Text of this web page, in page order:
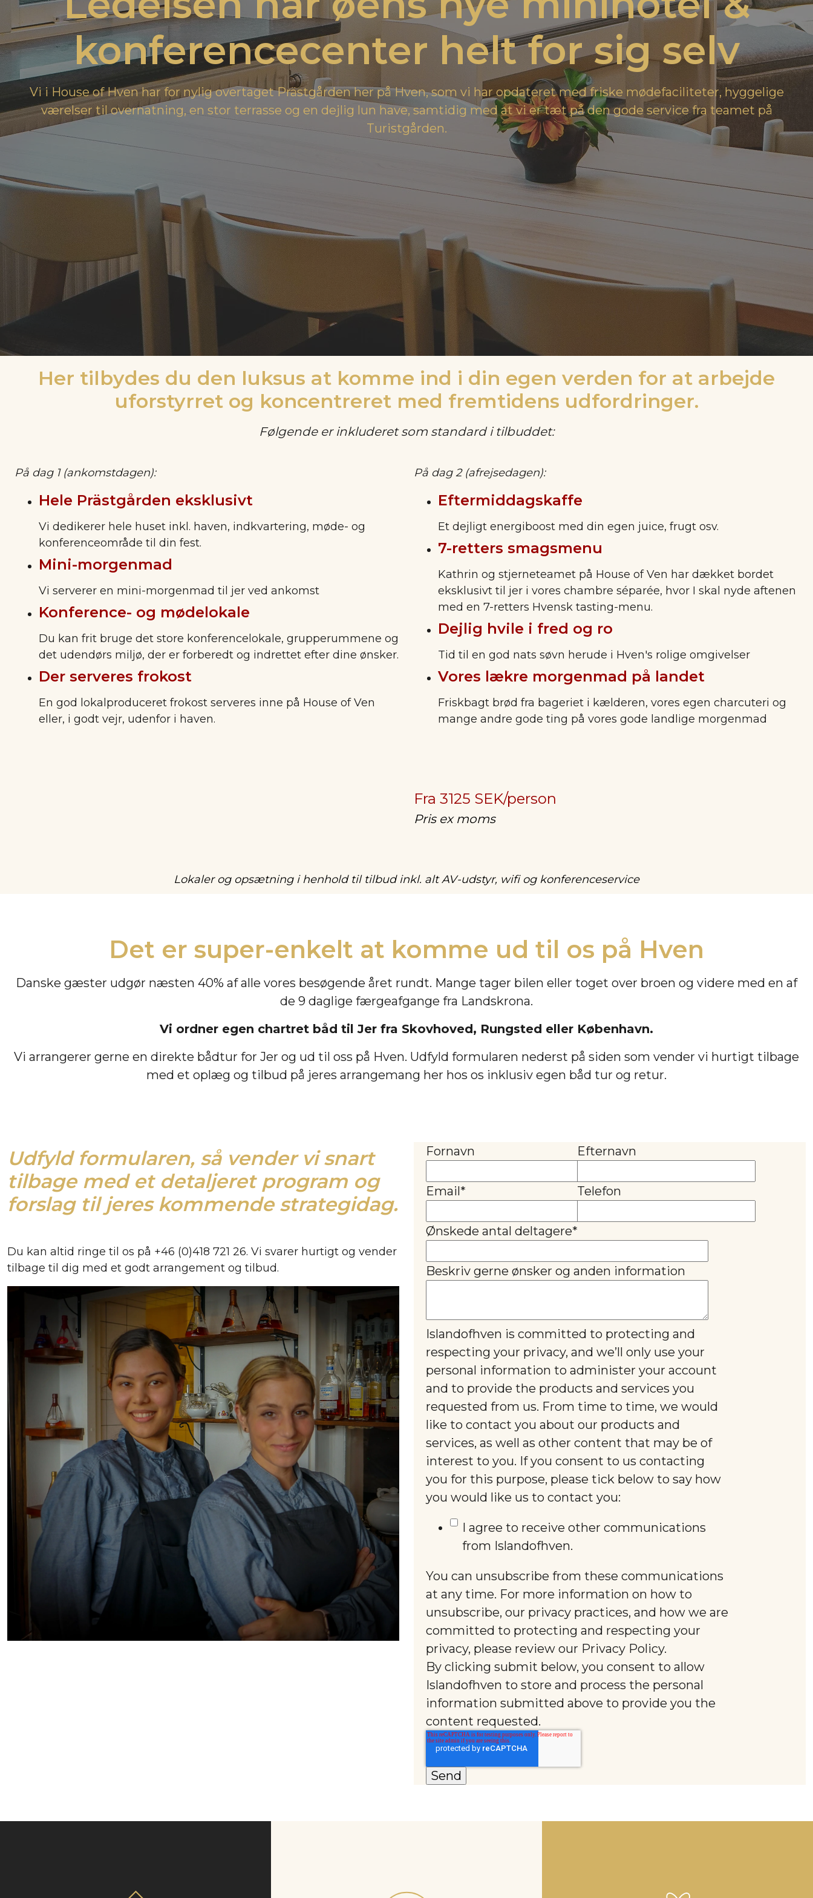
konferencecenter helt for sig selv
Vi i House of Hven har for nylig overtaget Prästgården her på Hven, som vi har opdateret med friske mødefaciliteter, hyggelige
værelser til overnatning, en stor terrasse og en dejlig lun have, samtidig med at vi er tæt på den gode service fra teamet på
Turistgården.
Her tilbydes du den luksus at komme ind i din egen verden for at arbejde
uforstyrret og koncentreret med fremtidens udfordringer.
Følgende er inkluderet som standard i tilbuddet:
På dag 1 (ankomstdagen):
Hele Prästgården eksklusivt
Vi dedikerer hele huset inkl. haven, indkvartering, møde- og
konferenceområde til din fest.
Mini-morgenmad
Vi serverer en mini-morgenmad til jer ved ankomst
Konference- og mødelokale
Du kan frit bruge det store konferencelokale, grupperummene og
det udendørs miljø, der er forberedt og indrettet efter dine ønsker.
Der serveres frokost
En god lokalproduceret frokost serveres inne på House of Ven
eller, i godt vejr, udenfor i haven.
På dag 2 (afrejsedagen):
Eftermiddagskaffe
Et dejligt energiboost med din egen juice, frugt osv.
7-retters smagsmenu
Kathrin og stjerneteamet på House of Ven har dækket bordet
eksklusivt til jer i vores chambre séparée, hvor I skal nyde aftenen
med en 7-retters Hvensk tasting-menu.
Dejlig hvile i fred og ro
Tid til en god nats søvn herude i Hven's rolige omgivelser
Vores lækre morgenmad på landet
Friskbagt brød fra bageriet i kælderen, vores egen charcuteri og
mange andre gode ting på vores gode landlige morgenmad
Fra 3125 SEK/person
Pris ex moms
Lokaler og opsætning i henhold til tilbud inkl. alt AV-udstyr, wifi og konferenceservice
Det er super-enkelt at komme ud til os på Hven
Danske gæster udgør næsten 40% af alle vores besøgende året rundt. Mange tager bilen eller toget over broen og videre med en af
de 9 daglige færgeafgange fra Landskrona.
Vi ordner egen chartret båd til Jer fra Skovhoved, Rungsted eller København.
Vi arrangerer gerne en direkte bådtur for Jer og ud til oss på Hven. Udfyld formularen nederst på siden som vender vi hurtigt tilbage
med et oplæg og tilbud på jeres arrangemang her hos os inklusiv egen båd tur og retur.
Udfyld formularen, så vender vi snart
tilbage med et detaljeret program og
forslag til jeres kommende strategidag.
Du kan altid ringe til os på +46 (0)418 721 26. Vi svarer hurtigt og vender
tilbage til dig med et godt arrangement og tilbud.
Fornavn Efternavn
Email* Telefon
Ønskede antal deltagere*
Beskriv gerne ønsker og anden information
Islandofhven is committed to protecting and
respecting your privacy, and we’ll only use your
personal information to administer your account
and to provide the products and services you
requested from us. From time to time, we would
like to contact you about our products and
services, as well as other content that may be of
interest to you. If you consent to us contacting
you for this purpose, please tick below to say how
you would like us to contact you:
I agree to receive other communications
from Islandofhven.
You can unsubscribe from these communications
at any time. For more information on how to
unsubscribe, our privacy practices, and how we are
committed to protecting and respecting your
privacy, please review our Privacy Policy.
By clicking submit below, you consent to allow
Islandofhven to store and process the personal
information submitted above to provide you the
content requested.